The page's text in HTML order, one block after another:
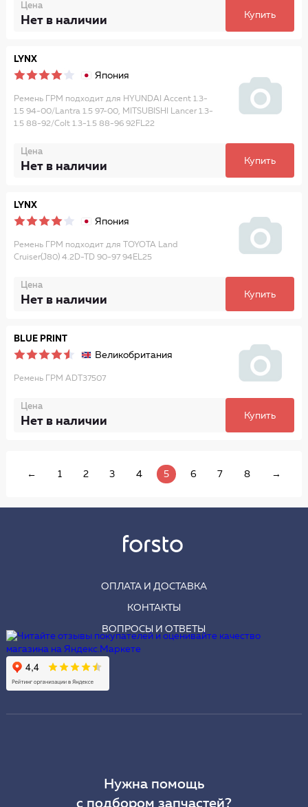
Цена
Нет в наличии Купить
LYNX
Япония
Ремень ГРМ подходит для HYUNDAI Accent 1.3-
1.5 94-00/Lantra 1.5 97-00, MITSUBISHI Lancer 1.3-
1.5 88-92/Colt 1.3-1.5 88-96 92FL22
Цена
Нет в наличии Купить
LYNX
Япония
Ремень ГРМ подходит для TOYOTA Land
Cruiser(J80) 4.2D-TD 90-97 94EL25
Цена
Нет в наличии Купить
BLUE PRINT
Великобритания
Ремень ГРМ ADT37507
Цена
Нет в наличии Купить
← 1 2 3 4 5 6 7 8 →
ОПЛАТА И ДОСТАВКА
КОНТАКТЫ
ВОПРОСЫ И ОТВЕТЫ
Нужна помощь
с подбором запчастей?